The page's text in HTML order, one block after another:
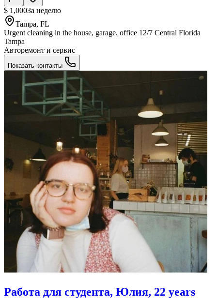
$ 1,000За неделю
Tampa, FL
Urgent cleaning in the house, garage, office 12/7 Central Florida
Tampa
Авторемонт и cервис
Показать контакты
Работа для студента, Юлия, 22 years